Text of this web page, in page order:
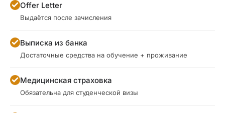
Offer Letter
Выдаётся после зачисления
Выписка из банка
Достаточные средства на обучение + проживание
Медицинская страховка
Обязательна для студенческой визы